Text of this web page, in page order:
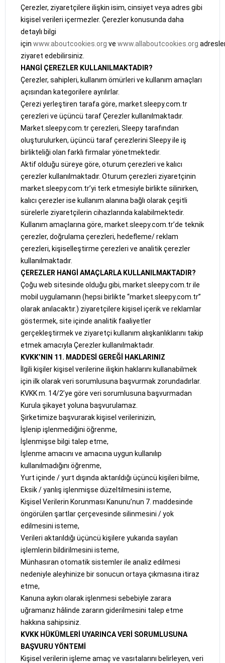
Çerezler, ziyaretçilere ilişkin isim, cinsiyet veya adres gibi
kişisel verileri içermezler. Çerezler konusunda daha
detaylı bilgi
için www.aboutcookies.org ve www.allaboutcookies.org
ziyaret edebilirsiniz.
HANGİ ÇEREZLER KULLANILMAKTADIR?
Çerezler, sahipleri, kullanım ömürleri ve kullanım amaçları
açısından kategorilere ayrılırlar.
Çerezi yerleştiren tarafa göre, market.sleepy.com.tr
çerezleri ve üçüncü taraf Çerezler kullanılmaktadır.
Market.sleepy.com.tr çerezleri, Sleepy tarafından
oluşturulurken, üçüncü taraf çerezlerini Sleepy ile iş
birlikteliği olan farklı firmalar yönetmektedir.
Aktif olduğu süreye göre, oturum çerezleri ve kalıcı
çerezler kullanılmaktadır. Oturum çerezleri ziyaretçinin
market.sleepy.com.tr’yi terk etmesiyle birlikte silinirken,
kalıcı çerezler ise kullanım alanına bağlı olarak çeşitli
sürelerle ziyaretçilerin cihazlarında kalabilmektedir.
Kullanım amaçlarına göre, market.sleepy.com.tr’de teknik
çerezler, doğrulama çerezleri, hedefleme/ reklam
çerezleri, kişiselleştirme çerezleri ve analitik çerezler
kullanılmaktadır.
ÇEREZLER HANGİ AMAÇLARLA KULLANILMAKTADIR?
Çoğu web sitesinde olduğu gibi, market.sleepy.com.tr ile
mobil uygulamanın (hepsi birlikte “market.sleepy.com.tr”
olarak anılacaktır.) ziyaretçilere kişisel içerik ve reklamlar
göstermek, site içinde analitik faaliyetler
gerçekleştirmek ve ziyaretçi kullanım alışkanlıklarını takip
etmek amacıyla Çerezler kullanılmaktadır.
KVKK’NIN 11. MADDESİ GEREĞİ HAKLARINIZ
İlgili kişiler kişisel verilerine ilişkin haklarını kullanabilmek
için ilk olarak veri sorumlusuna başvurmak zorundadırlar.
KVKK m. 14/2’ye göre veri sorumlusuna başvurmadan
Kurula şikayet yoluna başvurulamaz.
Şirketimize başvurarak kişisel verilerinizin,
İşlenip işlenmediğini öğrenme,
İşlenmişse bilgi talep etme,
İşlenme amacını ve amacına uygun kullanılıp
kullanılmadığını öğrenme,
Yurt içinde / yurt dışında aktarıldığı üçüncü kişileri bilme,
Eksik / yanlış işlenmişse düzeltilmesini isteme,
Kişisel Verilerin Korunması Kanunu’nun 7. maddesinde
öngörülen şartlar çerçevesinde silinmesini / yok
edilmesini isteme,
Verileri aktarıldığı üçüncü kişilere yukarıda sayılan
işlemlerin bildirilmesini isteme,
Münhasıran otomatik sistemler ile analiz edilmesi
nedeniyle aleyhinize bir sonucun ortaya çıkmasına itiraz
etme,
Kanuna aykırı olarak işlenmesi sebebiyle zarara
uğramanız hâlinde zararın giderilmesini talep etme
hakkına sahipsiniz.
KVKK HÜKÜMLERİ UYARINCA VERİ SORUMLUSUNA
BAŞVURU YÖNTEMİ
Kişisel verilerin işleme amaç ve vasıtalarını belirleyen, veri